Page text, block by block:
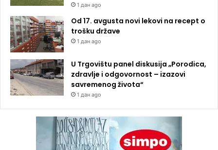
1 дан ago
Od 17. avgusta novi lekovi na recept o
trošku države
1 дан ago
U Trgovištu panel diskusija „Porodica,
zdravlje i odgovornost – izazovi
savremenog života“
1 дан ago